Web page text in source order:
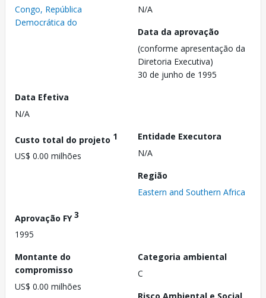
Congo, República
Democrática do
N/A
Data da aprovação
(conforme apresentação da
Diretoria Executiva)
30 de junho de 1995
Data Efetiva
N/A
Custo total do projeto 1
US$ 0.00 milhões
Entidade Executora
N/A
Região
Eastern and Southern Africa
Aprovação FY3
1995
Montante do
compromisso
US$ 0.00 milhões
Categoria ambiental
C